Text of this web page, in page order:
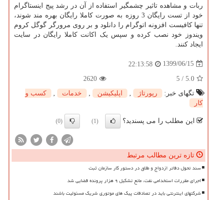
ربات و مشاهده تاثیر چشمگیر استفاده از آن در رشد پیج اینستاگرام
خود از تست رایگان 3 روزه به صورت کاملا رایگان بهره مند شوند،
تنها کافیست افزونه اتوگرام را دانلود و بر روی مرورگر گوگل کروم
ویندوز خود نصب کرده و سپس یک اکانت کاملا رایگان در سایت
ایجاد کنند.
1399/06/15
22:13:58
5.0
/
5
2620
تگهای خبر:
رپورتاژ اپلیكیشن خدمات
كسب و
كار
این مطلب را می پسندید؟ (1)
(0)
تازه ترین مطالب مرتبط
سند تحول دفاتر ازدواج و طلاق در دستور کار سازمان ثبت
اجرای مقررات استخدامی نفت، مانع تشکیل ۹ هزار پرونده قضایی شد
شرکتهای اینترنتی باید در تصادفات پیک های موتوری شریک مسئولیت باشند